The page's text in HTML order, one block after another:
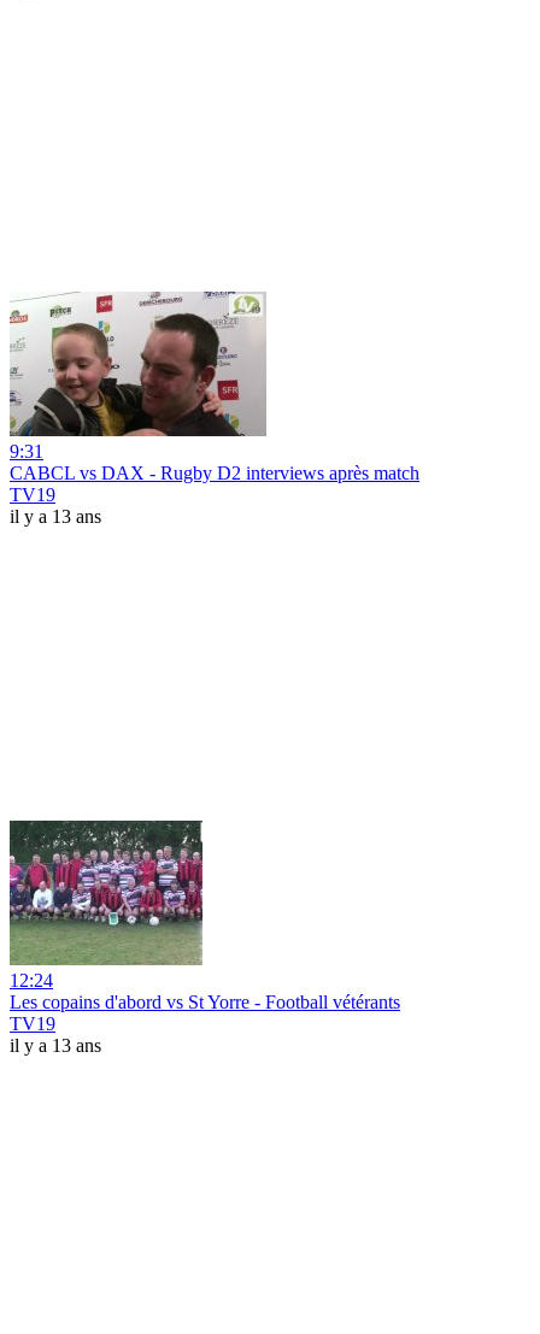
9:31
CABCL vs DAX - Rugby D2 interviews après match
TV19
il y a 13 ans
12:24
Les copains d'abord vs St Yorre - Football vétérants
TV19
il y a 13 ans